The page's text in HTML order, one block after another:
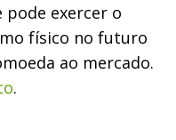
exercer o
físico no futuro
ao mercado.
.